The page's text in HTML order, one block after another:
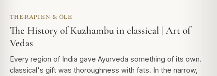
THERAPIEN & ÖLE
The History of Kuzhambu in classical | Art of
Vedas
Every region of India gave Ayurveda something of its own.
classical's gift was thoroughness with fats. In the narrow,